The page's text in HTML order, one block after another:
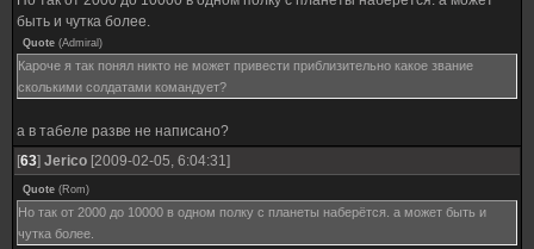
быть и чутка более.
Quote (Admiral )
Кароче я так понял никто не может привести приблизительно какое звание
сколькими солдатами командует?
а в табеле разве не написано?
[63] Jerico [2009-02-05, 6:04:31]
Quote (Rom)
Но так от 2000 до 10000 в одном полку с планеты наберётся. а может быть и
чутка более.